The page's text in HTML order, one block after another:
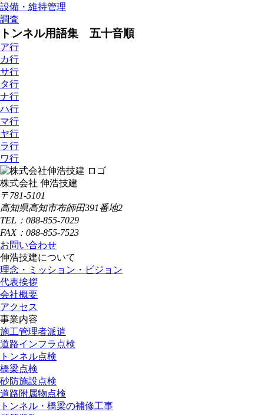
設備・維持管理
調査
トンネル用語集 五十音順
ア行
カ行
サ行
タ行
ナ行
ハ行
マ行
ヤ行
ラ行
ワ行
株式会社 伸浩技建
〒781-5101
高知県高知市布師田391番地2
TEL：088-855-7029
FAX：088-855-7523
お問い合わせ
伸浩技建について
理念・ミッション・ビジョン
代表挨拶
会社概要
アクセス
事業内容
施工管理者派遣
道路インフラ点検
トンネル点検
橋梁点検
砂防施設点検
道路附属物点検
トンネル・橋梁の補修工事